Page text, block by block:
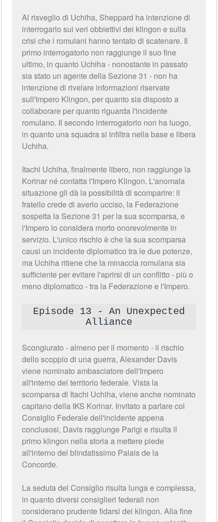
Al risveglio di Uchiha, Sheppard ha intenzione di
interrogarlo sui veri obbiettivi dei klingon e sulla
crisi che i romulani hanno tentato di scatenare. Il
primo interrogatorio non raggiunge il suo fine
ultimo, in quanto Uchiha - nonostante in passato
sia stato un agente della Sezione 31 - non ha
intenzione di rivelare informazioni riservate
sull'Impero Klingon, per quanto sia disposto a
collaborare per quanto riguarda l'incidente
romulano. Il secondo interrogatorio non ha luogo,
in quanto una squadra si infiltra nella base e libera
Uchiha.
Itachi Uchiha, finalmente libero, non raggiunge la
Korinar né contatta l'Impero Klingon. L'anomala
situazione gli dà la possibilità di scomparire: il
fratello crede di averlo ucciso, la Federazione
sospetta la Sezione 31 per la sua scomparsa, e
l'Impero lo considera morto onorevolmente in
servizio. L'unico rischio è che la sua scomparsa
causi un incidente diplomatico tra le due potenze,
ma Uchiha ritiene che la minaccia romulana sia
sufficiente per evitare l'aprirsi di un conflitto - più o
meno diplomatico - tra la Federazione e l'Impero.
Episode 13 - An Unexpected
Alliance
Scongiurato - almeno per il momento - il rischio
dello scoppio di una guerra, Alexander Davis
viene nominato ambasciatore dell'Impero
all'interno del territorio federale. Vista la
scomparsa di Itachi Uchiha, viene anche nominato
capitano della IKS Korinar. Invitato a parlare col
Consiglio Federale dell'incidente appena
conclusosi, Davis raggiunge Parigi e risulta il
primo klingon nella storia a mettere piede
all'interno del blindatissimo Palais de la
Concorde.
La seduta del Consiglio risulta lunga e complessa,
in quanto diversi consiglieri federali non
considerano prudente fidarsi dei klingon. Alla fine